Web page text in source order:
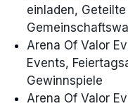
einladen,
Arena Of Valor
Events,
Gewinnspiele
Arena Of Valor